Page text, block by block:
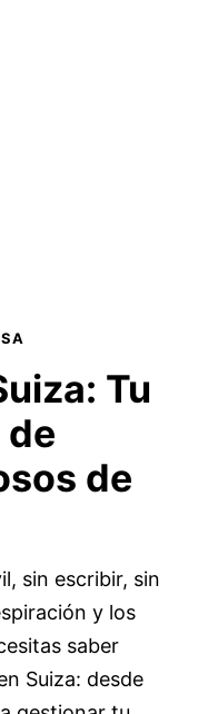
Tu
de
de
sin escribir, sin
y los
saber
Suiza: desde